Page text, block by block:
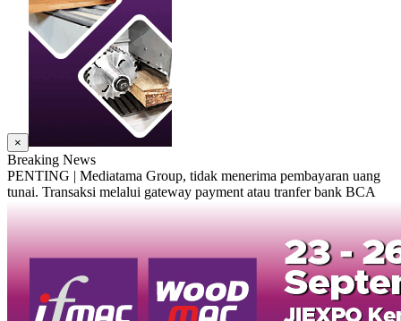
×
Breaking News
PENTING | Mediatama Group, tidak menerima pembayaran uang
tunai. Transaksi melalui gateway payment atau tranfer bank BCA